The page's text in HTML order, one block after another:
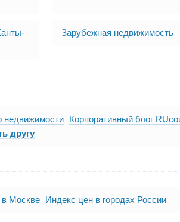
Зарубежная недвижимость
недвижимости Корпоративный блог
другу
в Москве Индекс цен в городах России